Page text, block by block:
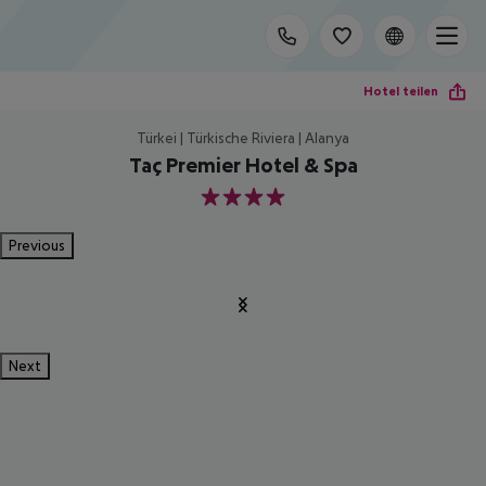
Hotel teilen
Türkei | Türkische Riviera | Alanya
Taç Premier Hotel & Spa
4
Previous
Next